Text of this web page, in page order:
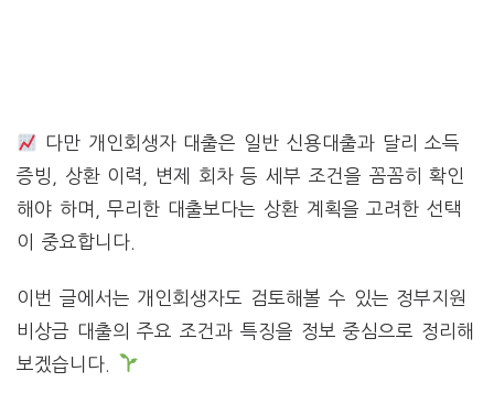
다만 개인회생자 대출은 일반 신용대출과 달리 소득
증빙, 상환 이력, 변제 회차 등 세부 조건을 꼼꼼히 확인
해야 하며, 무리한 대출보다는 상환 계획을 고려한 선택
이 중요합니다.
이번 글에서는 개인회생자도 검토해볼 수 있는 정부지원
비상금 대출의 주요 조건과 특징을 정보 중심으로 정리해
보겠습니다.